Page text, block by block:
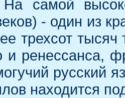
самой
- один из
трехсот тысяч
и ренессанса,
русский
находится